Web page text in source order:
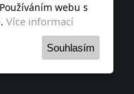
webu s
Více informací
Souhlasím